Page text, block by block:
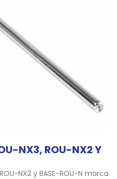
NX3, ROU-NX2 Y
NX2 y BASE-ROU-N marca